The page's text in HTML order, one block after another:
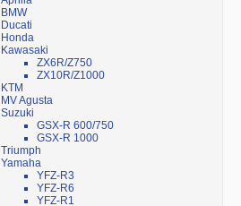
BMW
Ducati
Honda
Kawasaki
ZX6R/Z750
ZX10R/Z1000
KTM
MV Agusta
Suzuki
GSX-R 600/750
GSX-R 1000
Triumph
Yamaha
YFZ-R3
YFZ-R6
YFZ-R1